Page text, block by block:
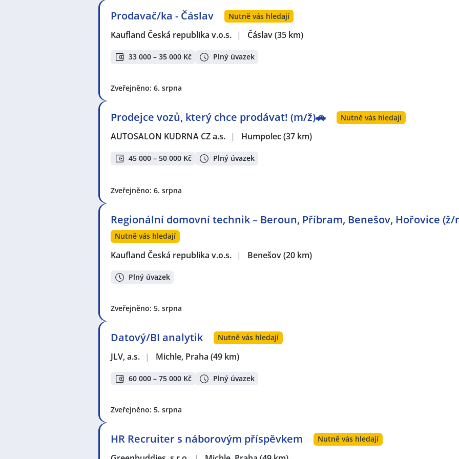
Prodavač/ka - Čáslav Nutně vás hledají
Kaufland Česká republika v.o.s. | Čáslav(35 km)
33 000 – 35 000 Kč Plný úvazek
Zveřejněno: 6. srpna
Prodejce vozů, který chce prodávat! (m/ž)🚗 Nutně vás hledají
AUTOSALON KUDRNA CZ a.s. | Humpolec(37 km)
45 000 – 50 000 Kč Plný úvazek
Zveřejněno: 6. srpna
Regionální domovní technik – Beroun, Příbram, Benešov, Hořovice (ž/
Nutně vás hledají
Kaufland Česká republika v.o.s. | Benešov(20 km)
Plný úvazek
Zveřejněno: 5. srpna
Datový/BI analytik Nutně vás hledají
JLV, a.s. | Michle, Praha (49 km)
60 000 – 75 000 Kč Plný úvazek
Zveřejněno: 5. srpna
HR Recruiter s náborovým příspěvkem Nutně vás hledají